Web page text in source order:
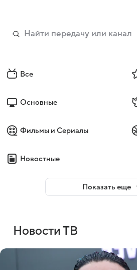
Все
Основные
Фильмы и Сериалы
Новостные
Показать еще
Новости ТВ